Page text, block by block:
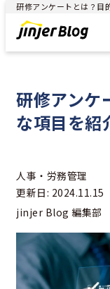
研修アンケ
な項目を紹
人事・労務管理
更新日:
jinjer Blog 編集部